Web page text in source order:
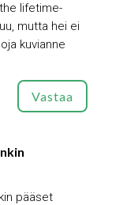
lifetime-
mutta hei ei
kuvianne
Vastaa
pääset